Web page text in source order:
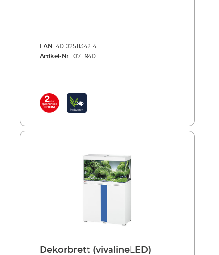
EAN: 4010251134214
Artikel-Nr.: 0711940
Dekorbrett (vivalineLED)